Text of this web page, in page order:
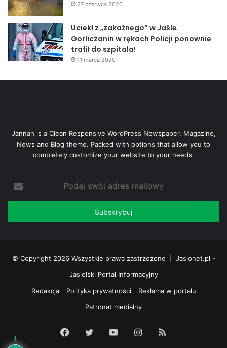
27 czerwca 2020
Uciekł z „zakaźnego” w Jaśle.
Gorliczanin w rękach Policji ponownie
trafił do szpitala!
11 marca 2020
Jannah is a Clean Responsive WordPress Newspaper, Magazine,
News and Blog theme. Packed with options that allow you to
completely customize your website to your needs.
Podaj
swój
adres
© Copyright 2026 Wszystkie prawa zastrzeżone | Jaslonet.pl -
Jasielski Portal Informacyjny
Redakcja
Polityka prywatności
Reklama w portalu
Patronat medialny
Facebook
Twitter YouTubeInstagram
1